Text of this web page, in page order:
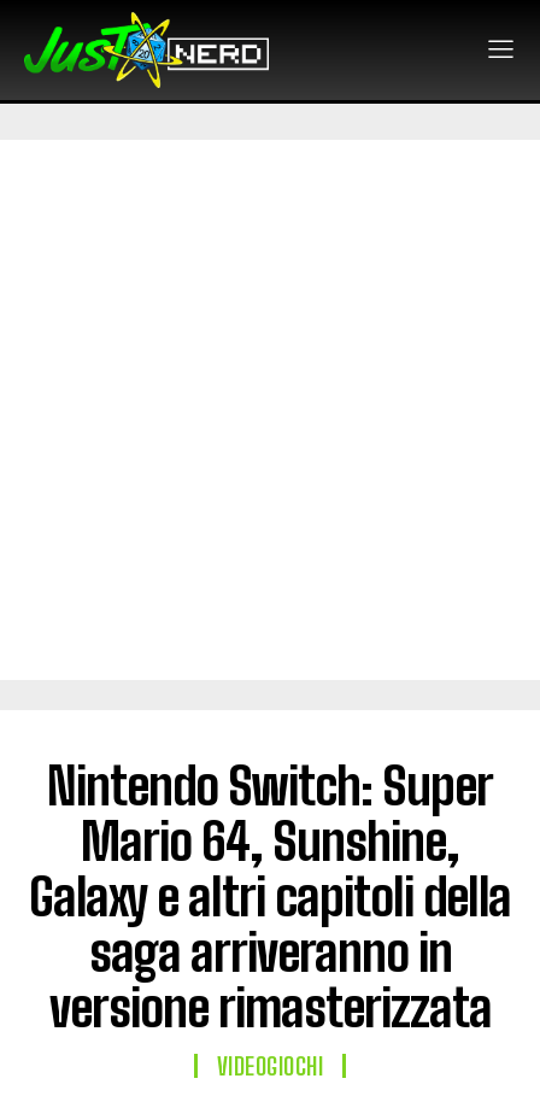
Nintendo Switch: Super
Mario 64, Sunshine,
Galaxy e altri capitoli della
saga arriveranno in
versione rimasterizzata
VIDEOGIOCHI